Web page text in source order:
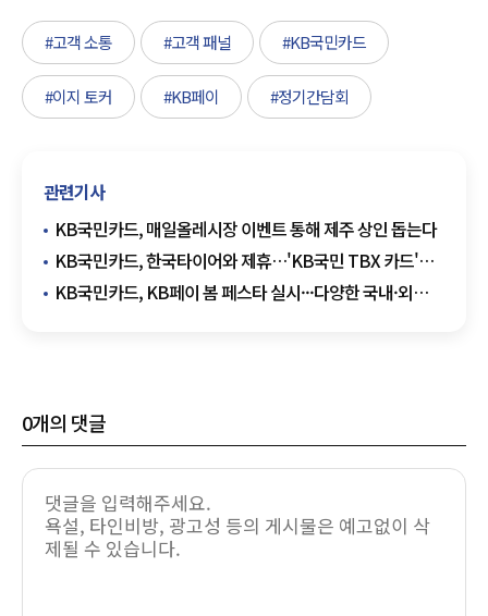
#고객 소통 #고객 패널 #KB국민카드
#이지 토커 #KB페이 #정기간담회
관련기사
KB국민카드, 매일올레시장 이벤트 통해 제주 상인 돕는다
KB국민카드, 한국타이어와 제휴…'KB국민 TBX 카드'
출시
KB국민카드, KB페이 봄 페스타 실시···다양한 국내·외
0개의 댓글